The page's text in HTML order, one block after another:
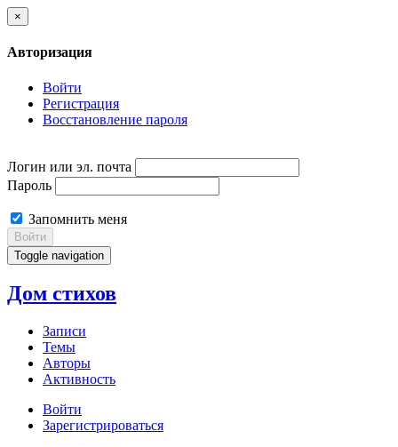
×
Авторизация
Войти
Регистрация
Восстановление пароля
Логин или эл. почта
Пароль
Запомнить меня
Войти
Toggle navigation
Дом стихов
Записи
Темы
Авторы
Активность
Войти
Зарегистрироваться